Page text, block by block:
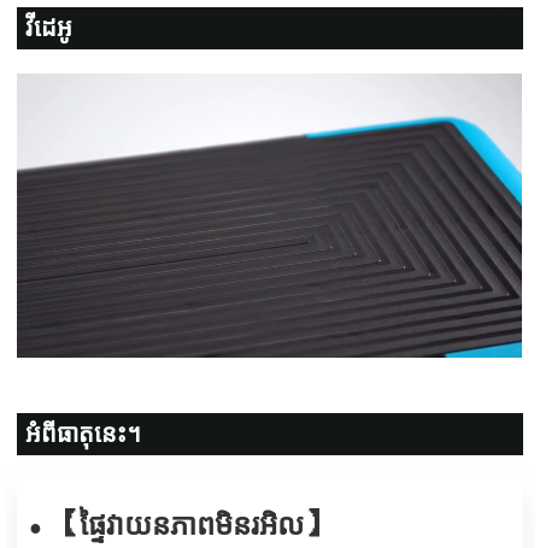
វីដេអូ
អំពីធាតុនេះ។
● 【ផ្ទៃវាយនភាពមិនរអិល 】